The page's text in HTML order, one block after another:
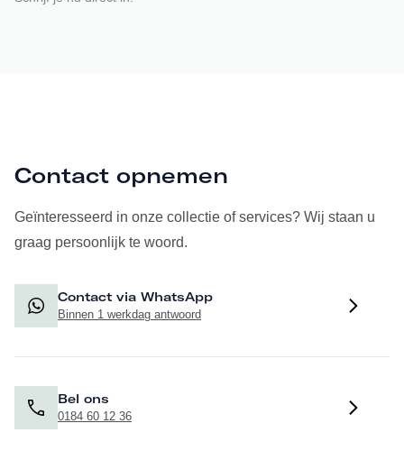
Contact opnemen
Geïnteresseerd in onze collectie of services? Wij staan u
graag persoonlijk te woord.
Contact via WhatsApp
Binnen 1 werkdag antwoord
Bel ons
0184 60 12 36